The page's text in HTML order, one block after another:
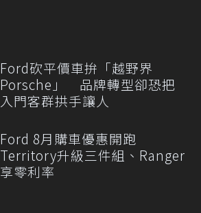
Ford砍平價車拚「越野界
Porsche」 品牌轉型卻恐把
入門客群拱手讓人
Ford 8月購車優惠開跑
Territory升級三件組、Ranger
享零利率